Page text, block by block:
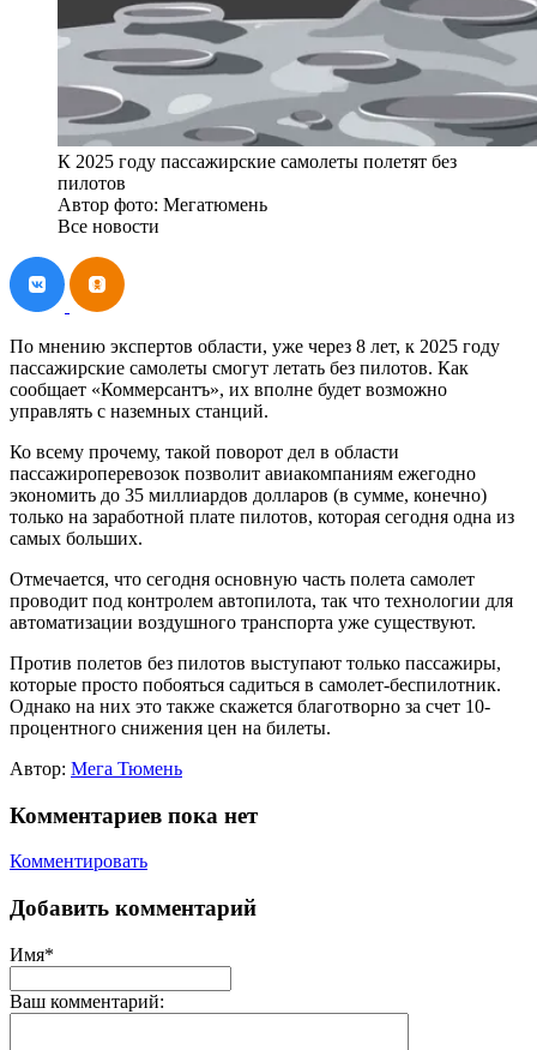
К 2025 году пассажирские самолеты полетят без
пилотов
Автор фото: Мегатюмень
Все новости
По мнению экспертов области, уже через 8 лет, к 2025 году
пассажирские самолеты смогут летать без пилотов. Как
сообщает «Коммерсантъ», их вполне будет возможно
управлять с наземных станций.
Ко всему прочему, такой поворот дел в области
пассажироперевозок позволит авиакомпаниям ежегодно
экономить до 35 миллиардов долларов (в сумме, конечно)
только на заработной плате пилотов, которая сегодня одна из
самых больших.
Отмечается, что сегодня основную часть полета самолет
проводит под контролем автопилота, так что технологии для
автоматизации воздушного транспорта уже существуют.
Против полетов без пилотов выступают только пассажиры,
которые просто побояться садиться в самолет-беспилотник.
Однако на них это также скажется благотворно за счет 10-
процентного снижения цен на билеты.
Автор: Мега Тюмень
Комментариев пока нет
Комментировать
Добавить комментарий
Имя*
Ваш комментарий: